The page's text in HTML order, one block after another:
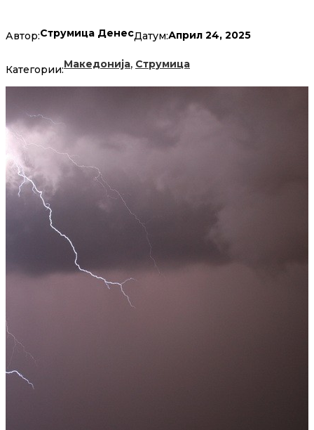
Автор:Струмица ДенесДатум:Април 24, 2025
Категории:Македонија, Струмица